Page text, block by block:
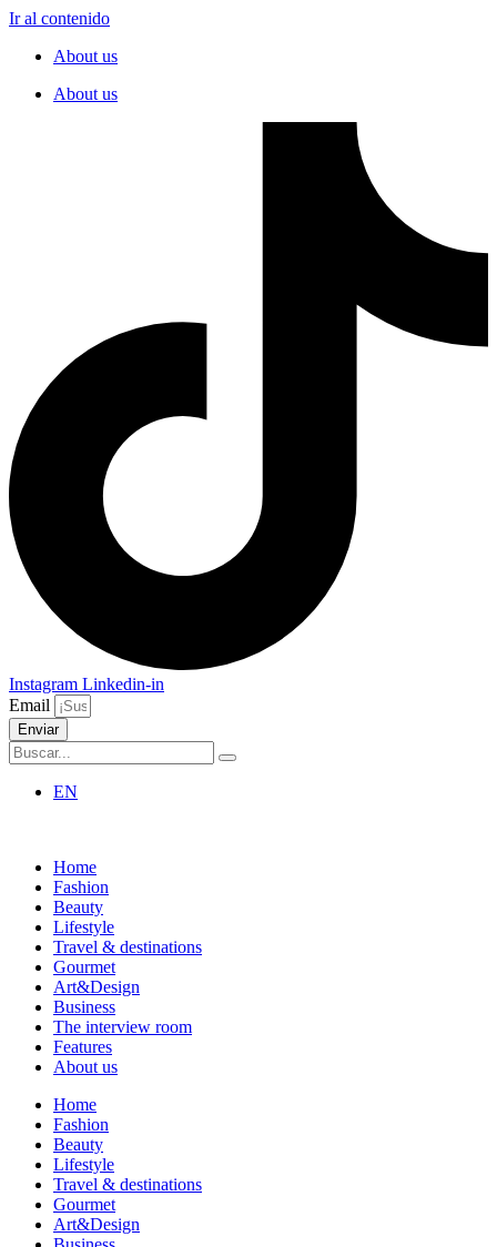
Ir al contenido
About us
About us
Instagram Linkedin-in
Email
Enviar
EN
Home
Fashion
Beauty
Lifestyle
Travel & destinations
Gourmet
Art&Design
Business
The interview room
Features
About us
Home
Fashion
Beauty
Lifestyle
Travel & destinations
Gourmet
Art&Design